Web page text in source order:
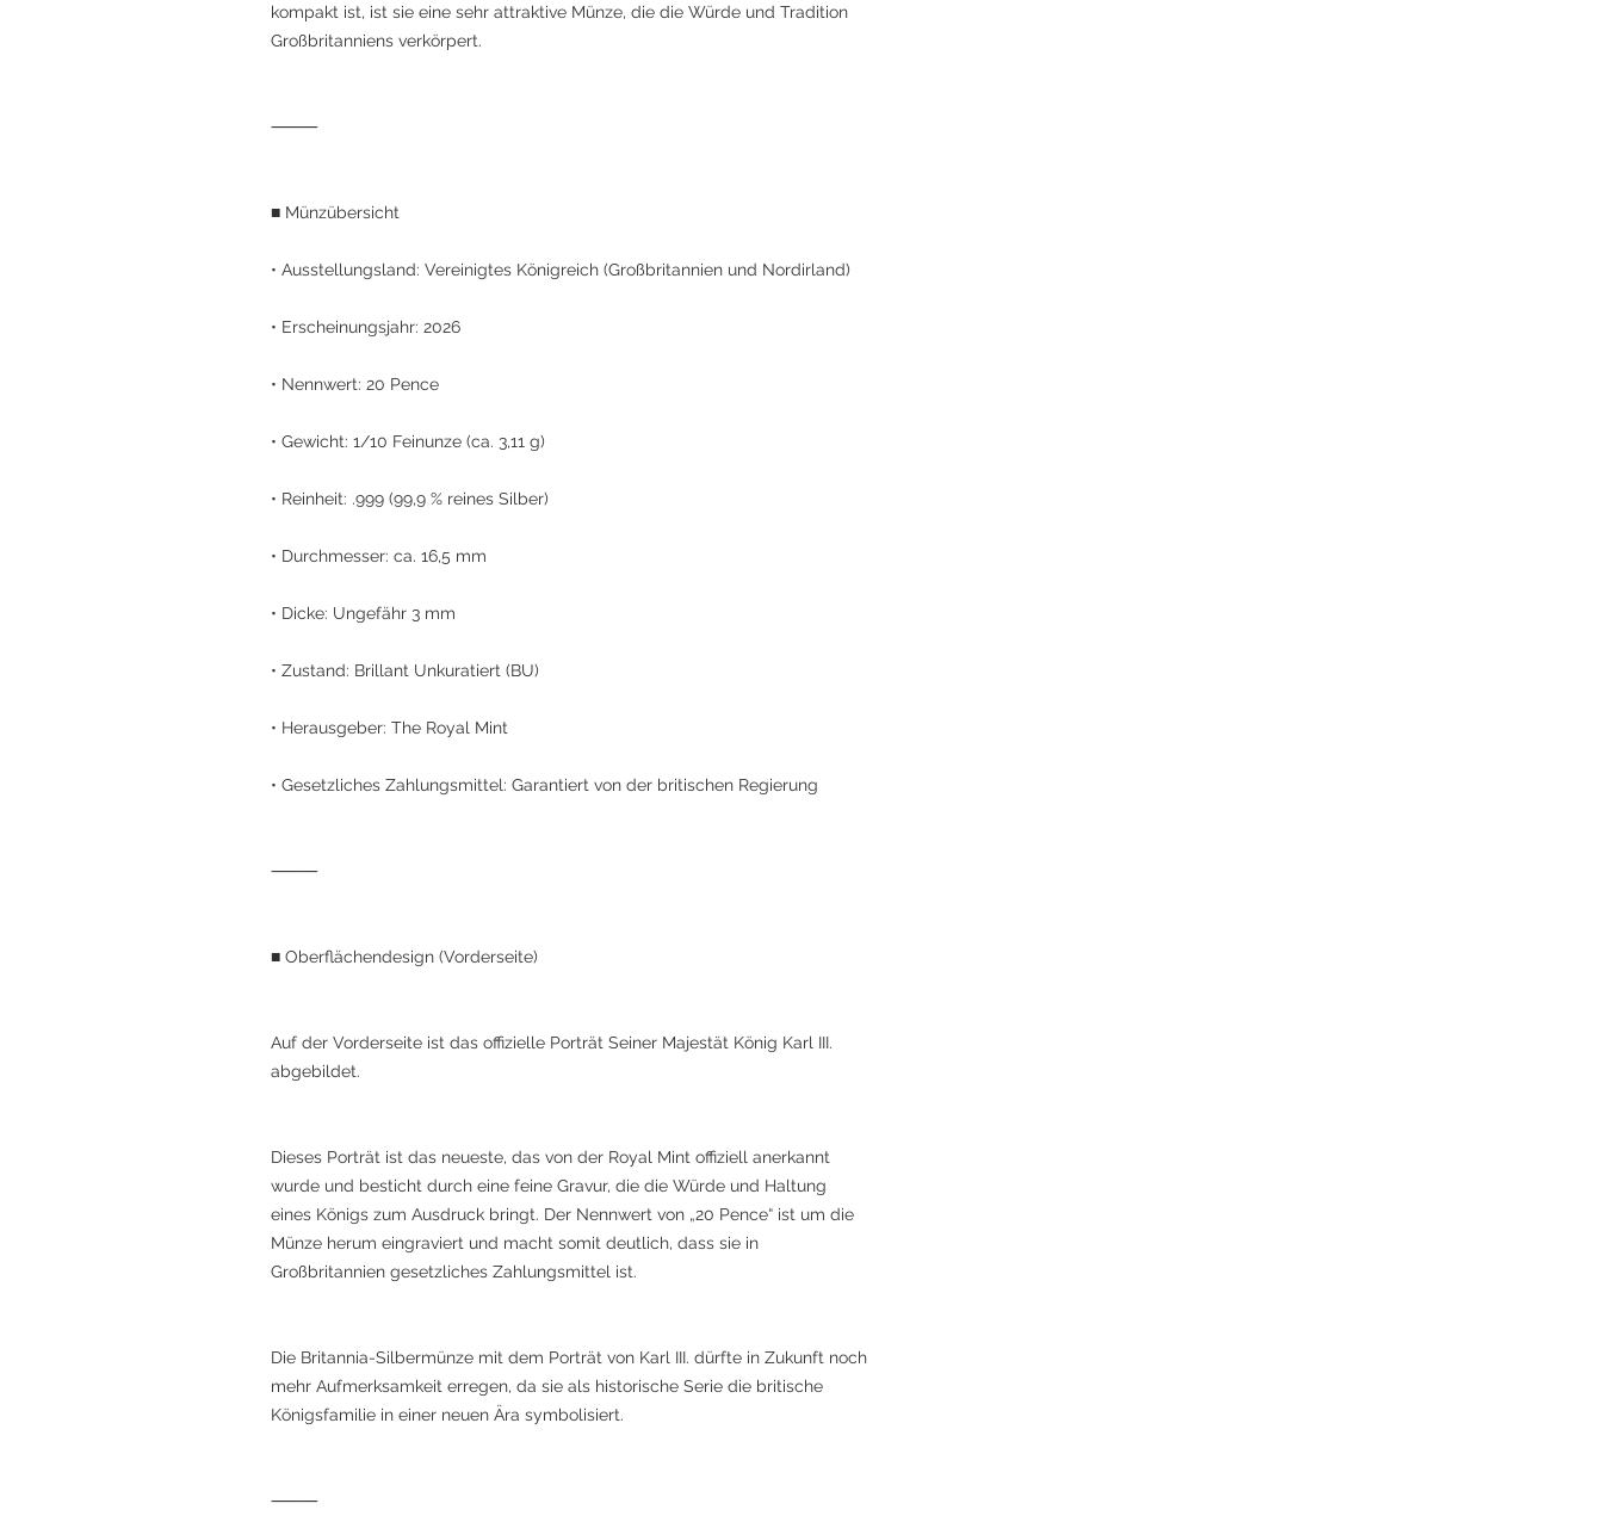
kompakt ist, ist sie eine sehr attraktive Münze, die die Würde und Tradition
Großbritanniens verkörpert.
⸻
■ Münzübersicht
• Ausstellungsland: Vereinigtes Königreich (Großbritannien und Nordirland)
• Erscheinungsjahr: 2026
• Nennwert: 20 Pence
• Gewicht: 1/10 Feinunze (ca. 3,11 g)
• Reinheit: .999 (99,9 % reines Silber)
• Durchmesser: ca. 16,5 mm
• Dicke: Ungefähr 3 mm
• Zustand: Brillant Unkuratiert (BU)
• Herausgeber: The Royal Mint
• Gesetzliches Zahlungsmittel: Garantiert von der britischen Regierung
⸻
■ Oberflächendesign (Vorderseite)
Auf der Vorderseite ist das offizielle Porträt Seiner Majestät König Karl III.
abgebildet.
Dieses Porträt ist das neueste, das von der Royal Mint offiziell anerkannt
wurde und besticht durch eine feine Gravur, die die Würde und Haltung
eines Königs zum Ausdruck bringt. Der Nennwert von „20 Pence“ ist um die
Münze herum eingraviert und macht somit deutlich, dass sie in
Großbritannien gesetzliches Zahlungsmittel ist.
Die Britannia-Silbermünze mit dem Porträt von Karl III. dürfte in Zukunft noch
mehr Aufmerksamkeit erregen, da sie als historische Serie die britische
Königsfamilie in einer neuen Ära symbolisiert.
⸻